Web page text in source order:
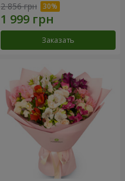
2 856 грн
Заказать